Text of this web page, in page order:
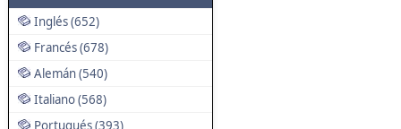
Inglés (652)
Francés (678)
Alemán (540)
Italiano (568)
Portugués (393)